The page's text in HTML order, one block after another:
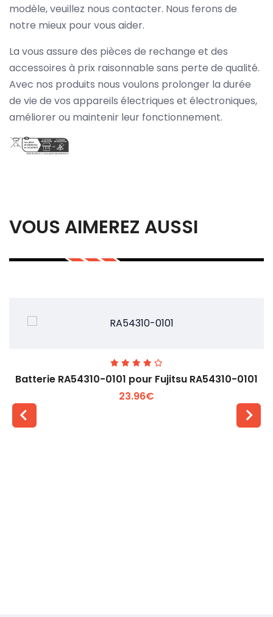
modèle, veuillez nous contacter. Nous ferons de
notre mieux pour vous aider.
La vous assure des pièces de rechange et des
accessoires à prix raisonnable sans perte de qualité.
Avec nos produits nous voulons prolonger la durée
de vie de vos appareils électriques et électroniques,
améliorer ou maintenir leur fonctionnement.
VOUS AIMEREZ AUSSI
Batterie RA54310-0101 pour Fujitsu RA54310-0101
23.96€